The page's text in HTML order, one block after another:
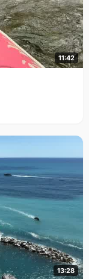
11:42
13:28